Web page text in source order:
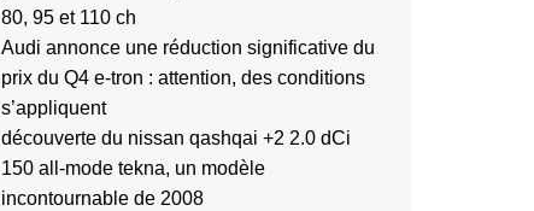
80, 95 et 110 ch
Audi annonce une réduction significative du
prix du Q4 e-tron : attention, des conditions
s’appliquent
découverte du nissan qashqai +2 2.0 dCi
150 all-mode tekna, un modèle
incontournable de 2008